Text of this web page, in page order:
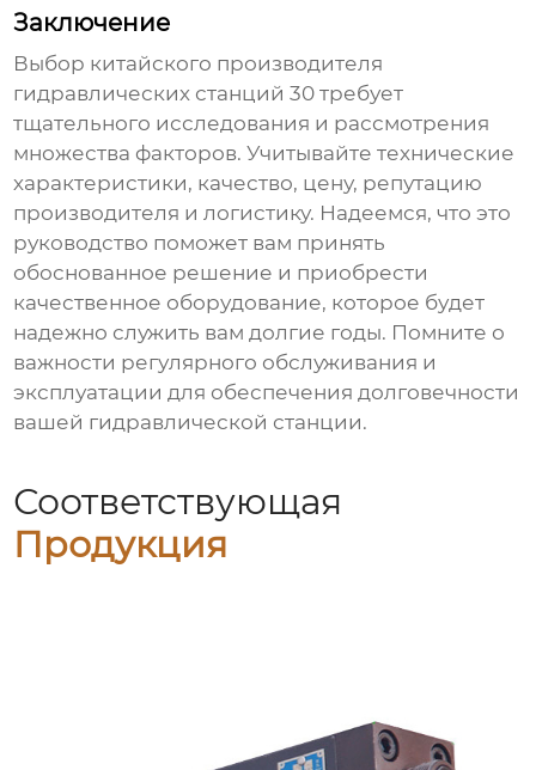
Заключение
Выбор китайского производителя
гидравлических станций 30 требует
тщательного исследования и рассмотрения
множества факторов. Учитывайте технические
характеристики, качество, цену, репутацию
производителя и логистику. Надеемся, что это
руководство поможет вам принять
обоснованное решение и приобрести
качественное оборудование, которое будет
надежно служить вам долгие годы. Помните о
важности регулярного обслуживания и
эксплуатации для обеспечения долговечности
вашей гидравлической станции.
Соответствующая
Продукция